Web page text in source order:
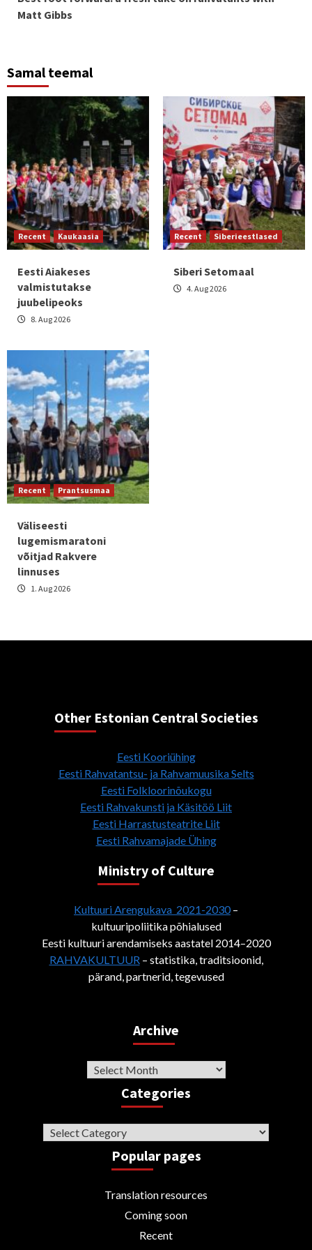
Reading
Matt Gibbs
Samal teemal
Recent Kaukaasia
Eesti Aiakeses
valmistutakse
juubelipeoks
8. Aug 2026
Recent Siberieestlased
Siberi Setomaal
4. Aug 2026
Recent Prantsusmaa
Väliseesti
lugemismaratoni
võitjad Rakvere
linnuses
1. Aug 2026
Other Estonian Central Societies
Eesti Kooriühing
Eesti Rahvatantsu- ja Rahvamuusika Selts
Eesti Folkloorinõukogu
Eesti Rahvakunsti ja Käsitöö Liit
Eesti Harrastusteatrite Liit
Eesti Rahvamajade Ühing
Ministry of Culture
Kultuuri Arengukava 2021-2030–
kultuuripoliitika põhialused
Eesti kultuuri arendamiseks aastatel 2014–2020
RAHVAKULTUUR – statistika, traditsioonid,
pärand, partnerid, tegevused
Archive
Archive
Categories
Categories
Popular pages
Translation resources
Coming soon
Recent